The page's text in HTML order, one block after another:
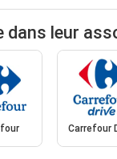
dans leur
Carrefour